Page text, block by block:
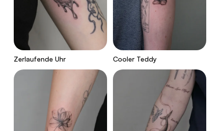
Zerlaufende Uhr Cooler Teddy